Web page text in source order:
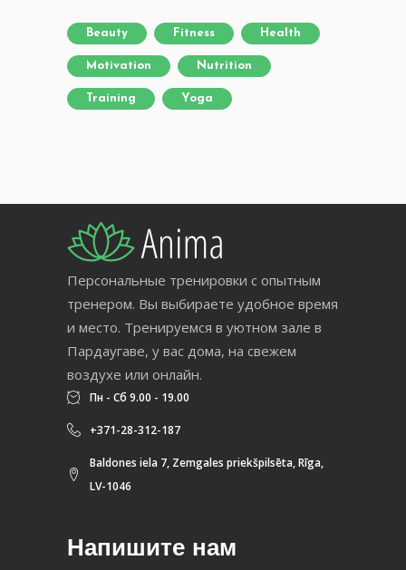
Beauty Fitness Health
Motivation Nutrition
Training Yoga
Персональные тренировки с опытным
тренером. Вы выбираете удобное время
и место. Тренируемся в уютном зале в
Пардаугаве, у вас дома, на свежем
воздухе или онлайн.
Пн - Сб 9.00 - 19.00
+371-28-312-187
Baldones iela 7, Zemgales priekšpilsēta, Rīga,
LV-1046
Напишите нам